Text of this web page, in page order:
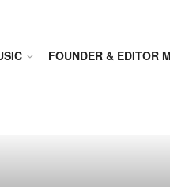
FOUNDER & EDITOR